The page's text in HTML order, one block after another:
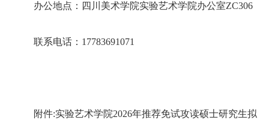
办公地点： 四川美术学院实验艺术学院办公室ZC306
联系电话： 17783691071
附件:实验艺术学院2026年推荐免试攻读硕士研究生拟